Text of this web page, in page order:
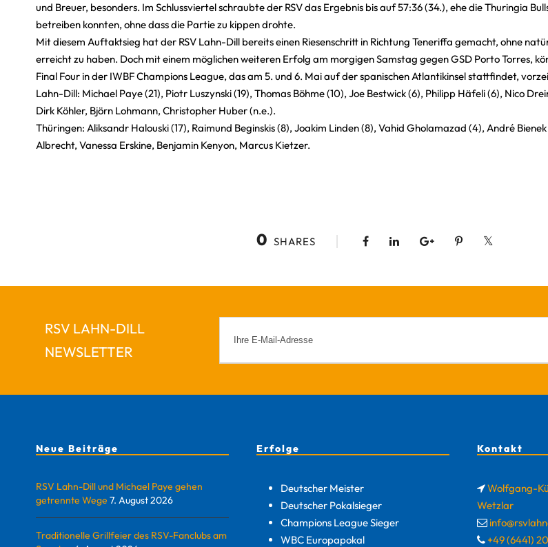
und Breuer, besonders. Im Schlussviertel schraubte der RSV das Ergebnis bis auf 57:36 (34.), ehe die Thuringia
betreiben konnten, ohne dass die Partie zu kippen drohte.
Mit diesem Auftaktsieg hat der RSV Lahn-Dill bereits einen Riesenschritt in Richtung Teneriffa gemacht, ohne
erreicht zu haben. Doch mit einem möglichen weiteren Erfolg am morgigen Samstag gegen GSD Porto Torres,
Final Four in der IWBF Champions League, das am 5. und 6. Mai auf der spanischen Atlantikinsel stattfindet,
Lahn-Dill: Michael Paye (21), Piotr Luszynski (19), Thomas Böhme (10), Joe Bestwick (6), Philipp Häfeli (6), Nico
Dirk Köhler, Björn Lohmann, Christopher Huber (n.e.).
Thüringen: Aliksandr Halouski (17), Raimund Beginskis (8), Joakim Linden (8), Vahid Gholamazad (4), André
Albrecht, Vanessa Erskine, Benjamin Kenyon, Marcus Kietzer.
0 SHARES
RSV LAHN-DILL
NEWSLETTER
Neue Beiträge
RSV Lahn-Dill und Michael Paye gehen
getrennte Wege 7. August 2026
Traditionelle Grillfeier des RSV-Fanclubs am
Erfolge
Deutscher Meister
Deutscher Pokalsieger
Champions League Sieger
WBC Europapokal
Kontakt
Wolfgang-
Wetzlar
+49 (6441)